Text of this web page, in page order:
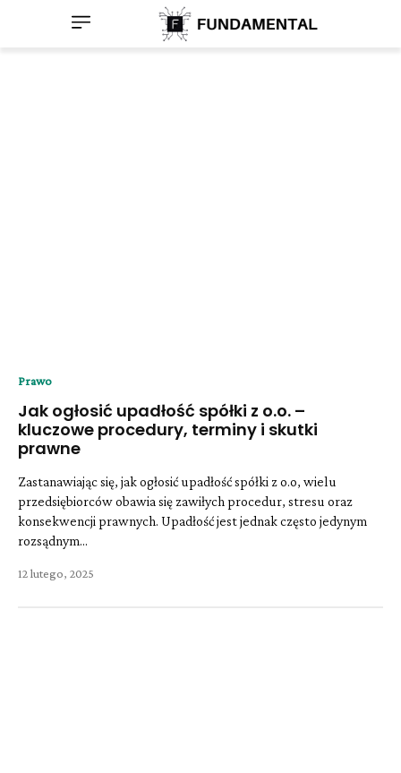
Prawo
Jak ogłosić upadłość spółki z o.o. –
kluczowe procedury, terminy i skutki
prawne
Zastanawiając się, jak ogłosić upadłość spółki z o.o, wielu
przedsiębiorców obawia się zawiłych procedur, stresu oraz
konsekwencji prawnych. Upadłość jest jednak często jedynym
rozsądnym...
12 lutego, 2025